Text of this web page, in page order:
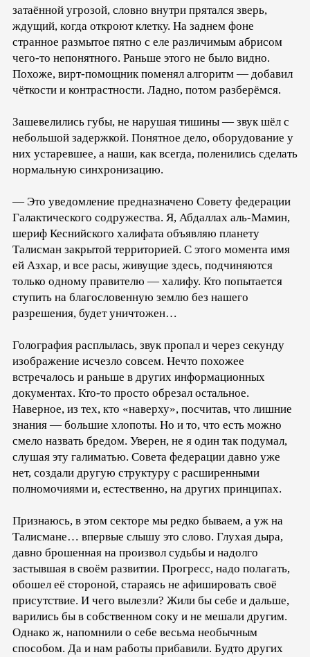
затаённой угрозой, словно внутри прятался зверь,
ждущий, когда откроют клетку. На заднем фоне
странное размытое пятно с еле различимым абрисом
чего-то непонятного. Раньше этого не было видно.
Похоже, вирт-помощник поменял алгоритм — добавил
чёткости и контрастности. Ладно, потом разберёмся.
Зашевелились губы, не нарушая тишины — звук шёл с
небольшой задержкой. Понятное дело, оборудование у
них устаревшее, а наши, как всегда, поленились сделать
нормальную синхронизацию.
— Это уведомление предназначено Совету федерации
Галактического содружества. Я, Абдаллах аль-Мамин,
шериф Кеснийского халифата объявляю планету
Талисман закрытой территорией. С этого момента имя
ей Азхар, и все расы, живущие здесь, подчиняются
только одному правителю — халифу. Кто попытается
ступить на благословенную землю без нашего
разрешения, будет уничтожен…
Голография расплылась, звук пропал и через секунду
изображение исчезло совсем. Нечто похожее
встречалось и раньше в других информационных
документах. Кто-то просто обрезал остальное.
Наверное, из тех, кто «наверху», посчитав, что лишние
знания — большие хлопоты. Но и то, что есть можно
смело назвать бредом. Уверен, не я один так подумал,
слушая эту галиматью. Совета федерации давно уже
нет, создали другую структуру с расширенными
полномочиями и, естественно, на других принципах.
Признаюсь, в этом секторе мы редко бываем, а уж на
Талисмане… впервые слышу это слово. Глухая дыра,
давно брошенная на произвол судьбы и надолго
застывшая в своём развитии. Прогресс, надо полагать,
обошел её стороной, стараясь не афишировать своё
присутствие. И чего вылезли? Жили бы себе и дальше,
варились бы в собственном соку и не мешали другим.
Однако ж, напомнили о себе весьма необычным
способом. Да и нам работы прибавили. Будто других